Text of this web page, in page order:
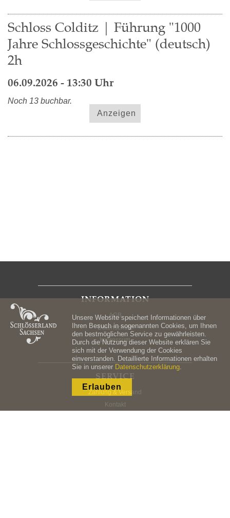
Schloss Colditz | Führung "1000
Jahre Schlossgeschichte" (deutsch)
2h
06.09.2026 - 13:30 Uhr
Noch 13 buchbar.
Anzeigen
INFORMATION
AGB
Datenschutz
Impressum
SERVICE
Zahlung & Versand
Kontakt
Unsere Website speichert Informationen über
Ihren Besuch in sogenannten Cookies, um Ihnen
den bestmöglichen Service zu gewährleisten.
Durch die Nutzung dieser Website erklären Sie
sich mit der Verwendung der Cookies
einverstanden. Detaillierte Informationen erhalten
Sie in unserer Datenschutzerklärung
Erlauben